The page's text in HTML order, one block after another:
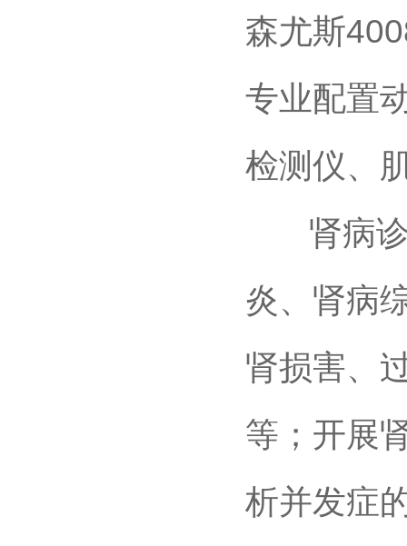
森尤斯
专业配置
检测仪、
肾病诊
炎、肾病
肾损害、
等；开展
析并发症